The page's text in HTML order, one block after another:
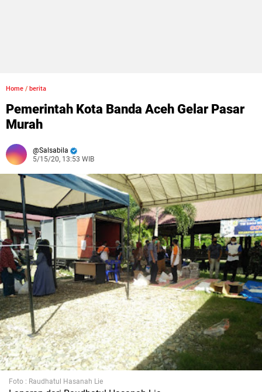
Home / berita
Pemerintah Kota Banda Aceh Gelar Pasar
Murah
Salsabila
5/15/20, 13:53 WIB
Foto : Raudhatul Hasanah Lie